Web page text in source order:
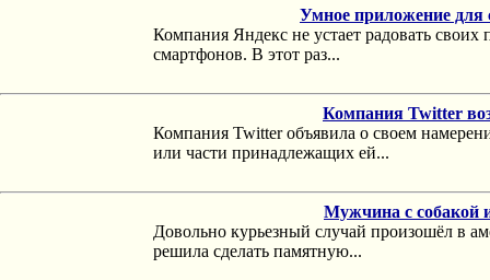
Умное приложение для
Компания Яндекс не устает радовать
смартфонов. В этот раз...
Компания Twitter
Компания Twitter объявила о своем
или части принадлежащих ей...
Мужчина с собакой
Довольно курьезный случай произошёл в
решила сделать памятную...